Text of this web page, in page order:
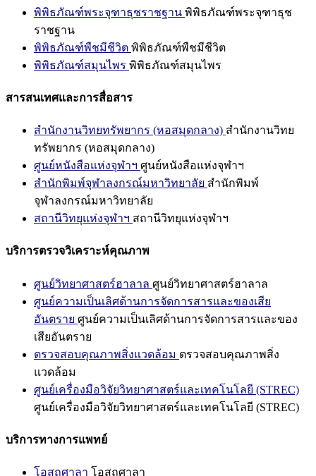
พิพิธภัณฑ์พระจุฑาธุชราชฐาน พิพิธภัณฑ์พระจุฑาธุช
ราชฐาน
พิพิธภัณฑ์พืชมีชีวิต พิพิธภัณฑ์พืชมีชีวิต
พิพิธภัณฑ์สมุนไพร พิพิธภัณฑ์สมุนไพร
สารสนเทศและการสื่อสาร
สำนักงานวิทยทรัพยากร (หอสมุดกลาง) สำนักงานวิทย
ทรัพยากร (หอสมุดกลาง)
ศูนย์หนังสือแห่งจุฬาฯ ศูนย์หนังสือแห่งจุฬาฯ
สำนักพิมพ์จุฬาลงกรณ์มหาวิทยาลัย สำนักพิมพ์
จุฬาลงกรณ์มหาวิทยาลัย
สถานีวิทยุแห่งจุฬาฯ สถานีวิทยุแห่งจุฬาฯ
บริการตรวจวิเคราะห์คุณภาพ
ศูนย์วิทยาศาสตร์ฮาลาล ศูนย์วิทยาศาสตร์ฮาลาล
ศูนย์ความเป็นเลิศด้านการจัดการสารและของเสีย
อันตราย ศูนย์ความเป็นเลิศด้านการจัดการสารและของ
เสียอันตราย
ตรวจสอบคุณภาพสิ่งแวดล้อม ตรวจสอบคุณภาพสิ่ง
แวดล้อม
ศูนย์เครื่องมือวิจัยวิทยาศาสตร์และเทคโนโลยี (STREC)
ศูนย์เครื่องมือวิจัยวิทยาศาสตร์และเทคโนโลยี (STREC)
บริการทางการแพทย์
โอสถศาลา โอสถศาลา